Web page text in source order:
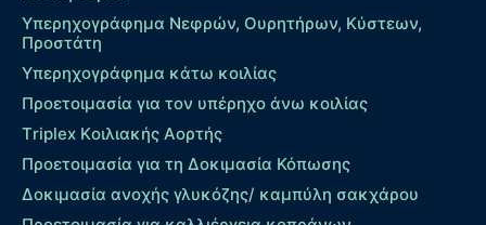
Υπερηχογράφημα Νεφρών, Ουρητήρων, Κύστεων,
Προστάτη
Υπερηχογράφημα κάτω κοιλίας
Προετοιμασία για τον υπέρηχο άνω κοιλίας
Τriplex Kοιλιακής Αορτής
Προετοιμασία για τη Δοκιμασία Κόπωσης
Δοκιμασία ανοχής γλυκόζης/ καμπύλη σακχάρου